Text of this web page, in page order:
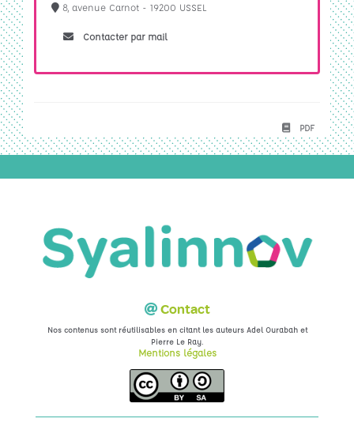
8, avenue Carnot - 19200 USSEL
Contacter par mail
PDF
Contact
Nos contenus sont réutilisables en citant les auteurs Adel Ourabah et
Pierre Le Ray.
Mentions légales